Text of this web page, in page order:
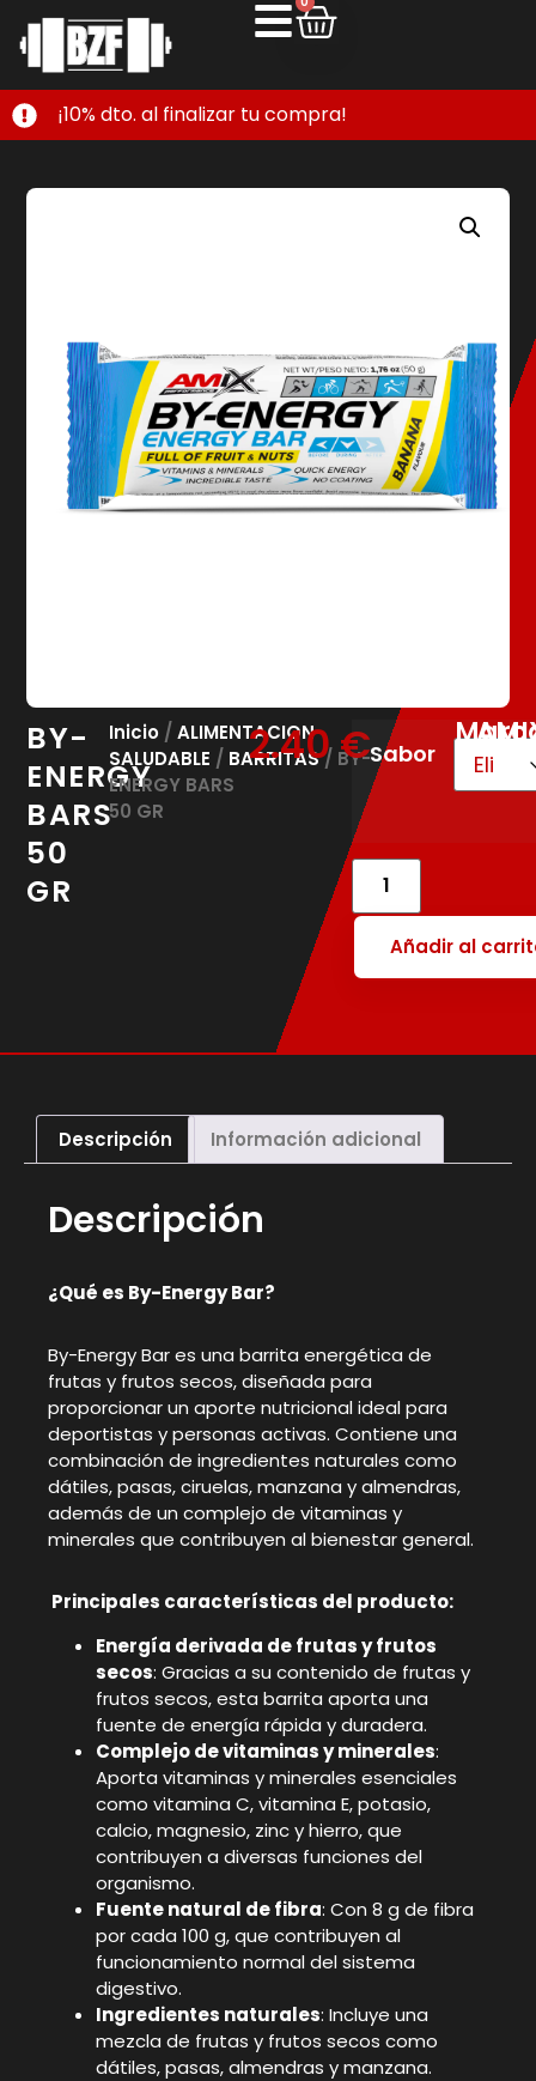
¡10% dto. al finalizar tu compra!
BY-
ENERGY
BARS
50
GR
Inicio /ALIMENTACION
SALUDABLE / BARRITAS/ BY-
ENERGY BARS
50 GR
2.40€Sabor
Añadir al
Descripción Información adicional
Descripción
¿Qué es By-Energy Bar?
By-Energy Bar es una barrita energética de
frutas y frutos secos, diseñada para
proporcionar un aporte nutricional ideal para
deportistas y personas activas. Contiene una
combinación de ingredientes naturales como
dátiles, pasas, ciruelas, manzana y almendras,
además de un complejo de vitaminas y
minerales que contribuyen al bienestar general.
Principales características del producto:
Energía derivada de frutas y frutos
secos: Gracias a su contenido de frutas y
frutos secos, esta barrita aporta una
fuente de energía rápida y duradera.
Complejo de vitaminas y minerales:
Aporta vitaminas y minerales esenciales
como vitamina C, vitamina E, potasio,
calcio, magnesio, zinc y hierro, que
contribuyen a diversas funciones del
organismo.
Fuente natural de fibra: Con 8 g de fibra
por cada 100 g, que contribuyen al
funcionamiento normal del sistema
digestivo.
Ingredientes naturales: Incluye una
mezcla de frutas y frutos secos como
dátiles, pasas, almendras y manzana.